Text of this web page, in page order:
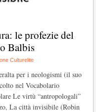
le profezie del
Balbis
Culturelite
per i neologismi (il suo
nel Vocabolario
Le virtù “antropologali”
La città invisibile (Robin